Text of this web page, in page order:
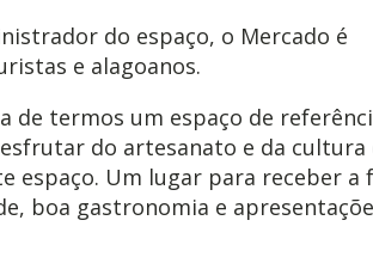
do espaço, o Mercado é
e alagoanos.
de termos um espaço de
do artesanato e da cultura
espaço. Um lugar para receber a
boa gastronomia e